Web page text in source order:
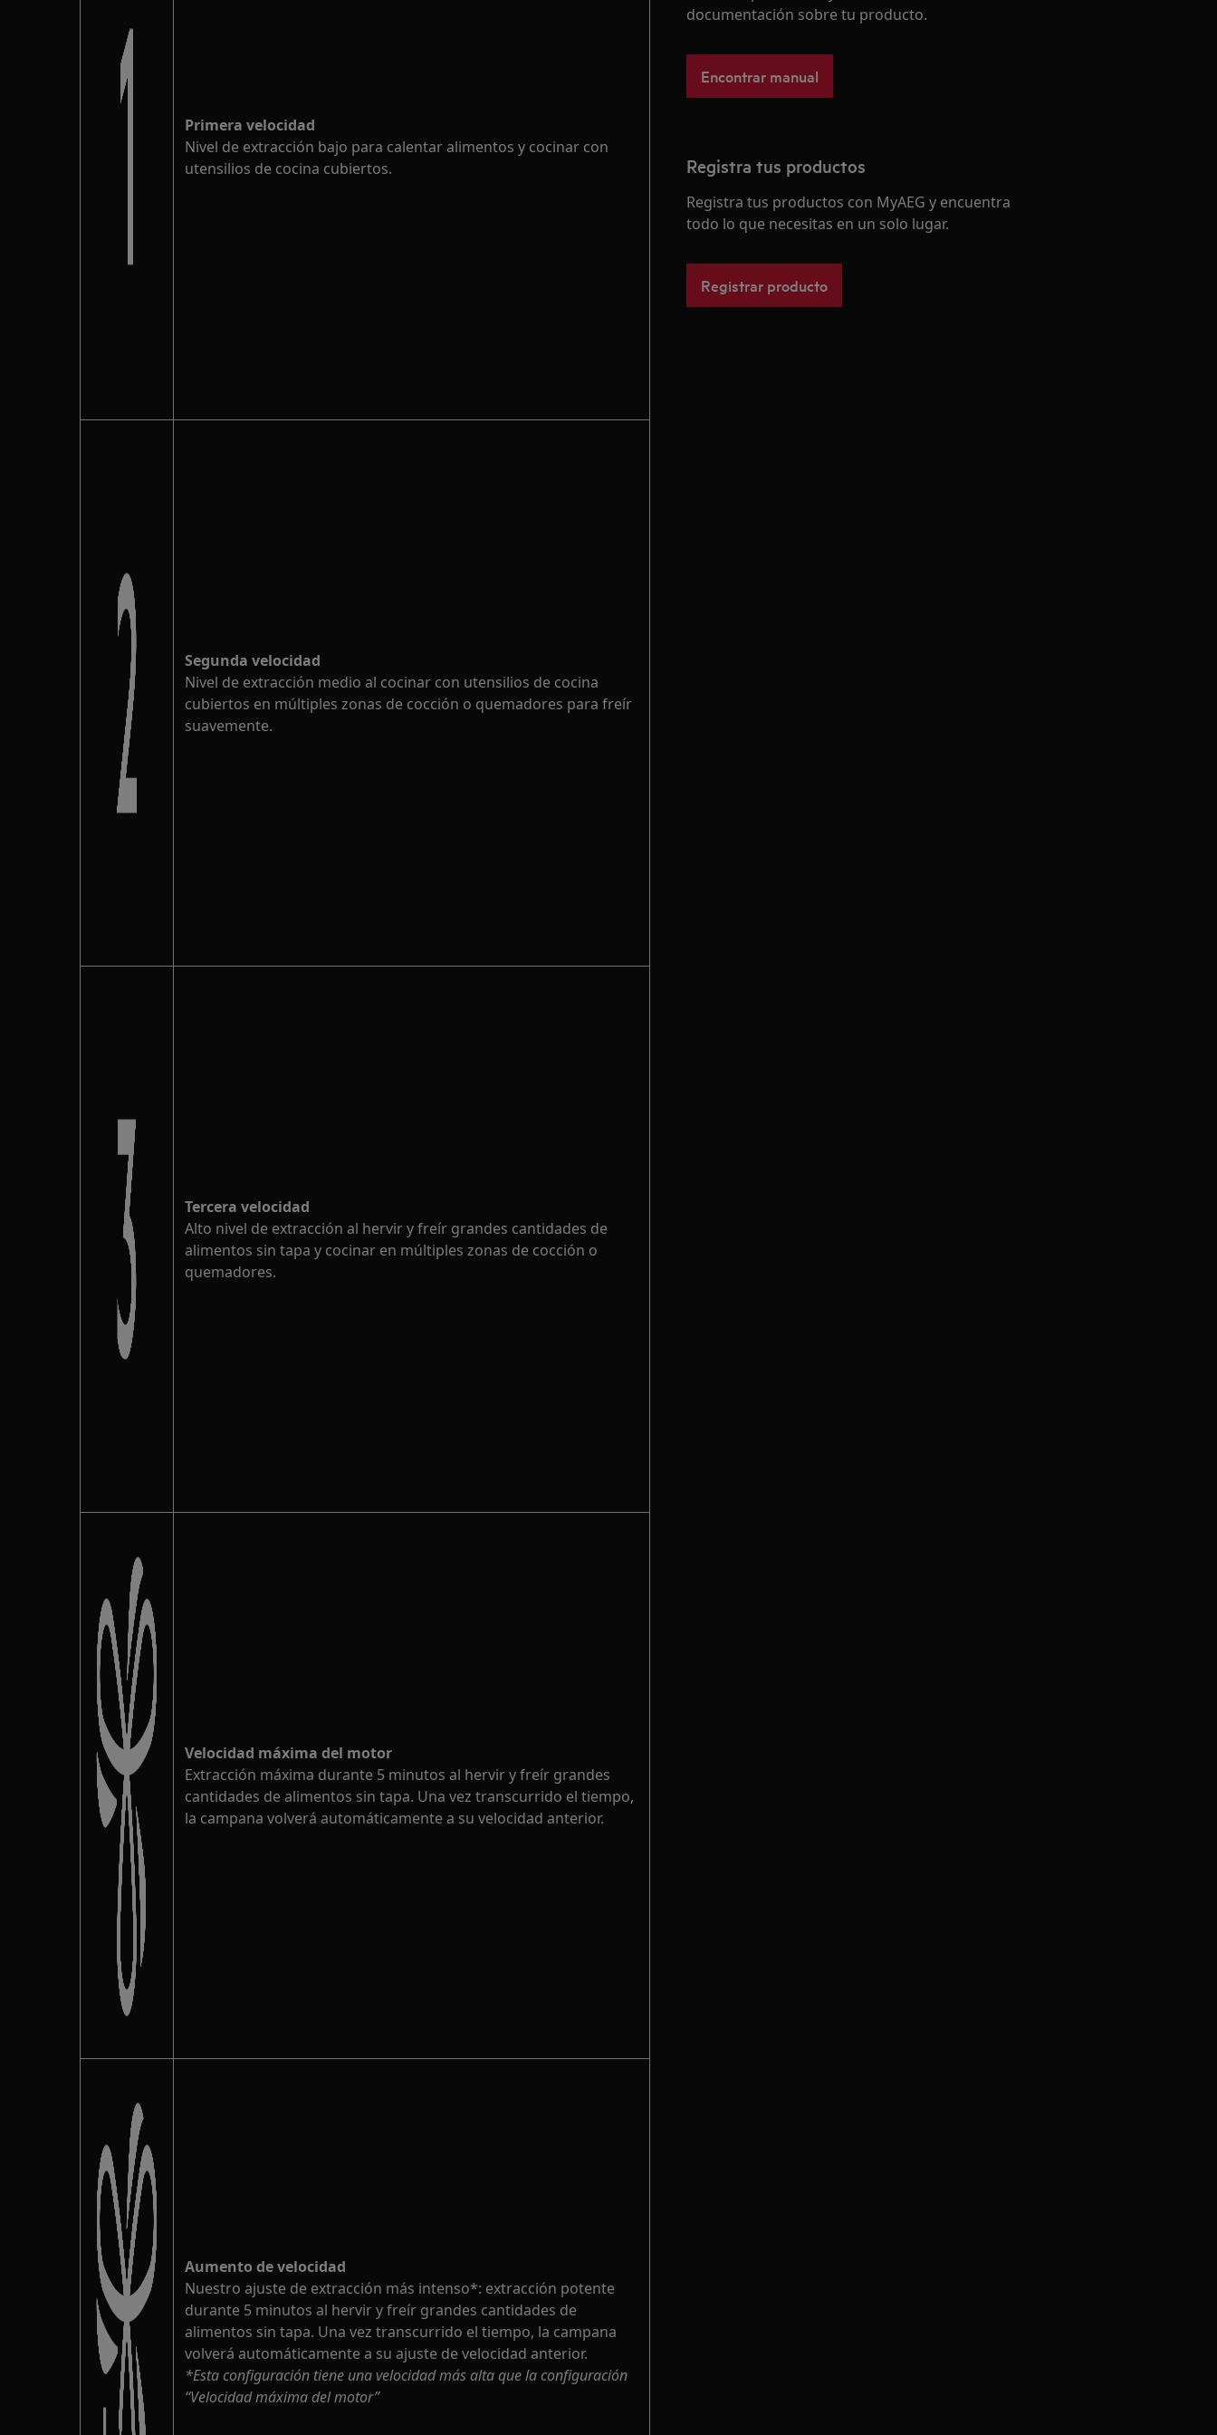
Primera velocidad
Nivel de extracción bajo para calentar alimentos y cocinar con
utensilios de cocina cubiertos.
Segunda velocidad
Nivel de extracción medio al cocinar con utensilios de cocina
cubiertos en múltiples zonas de cocción o quemadores para freír
suavemente.
Tercera velocidad
Alto nivel de extracción al hervir y freír grandes cantidades de
alimentos sin tapa y cocinar en múltiples zonas de cocción o
quemadores.
Velocidad máxima del motor
Extracción máxima durante 5 minutos al hervir y freír grandes
cantidades de alimentos sin tapa. Una vez transcurrido el tiempo,
la campana volverá automáticamente a su velocidad anterior.
Aumento de velocidad
Nuestro ajuste de extracción más intenso*: extracción potente
durante 5 minutos al hervir y freír grandes cantidades de
alimentos sin tapa. Una vez transcurrido el tiempo, la campana
volverá automáticamente a su ajuste de velocidad anterior.
*Esta configuración tiene una velocidad más alta que la configuración
“Velocidad máxima del motor”
documentación sobre tu producto.
Encontrar manual
Registra tus productos
Registra tus productos con MyAEG y encuentra
todo lo que necesitas en un solo lugar.
Registrar producto